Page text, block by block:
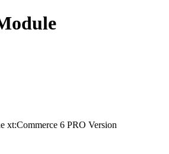
xt:Commerce 6 PRO Version